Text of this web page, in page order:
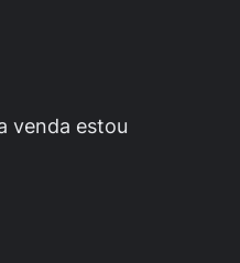
venda estou